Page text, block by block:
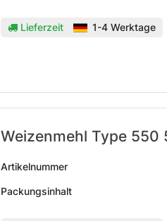
Lieferzeit 1-4 Werktage
Weizenmehl Type 550
Artikelnummer
Packungsinhalt